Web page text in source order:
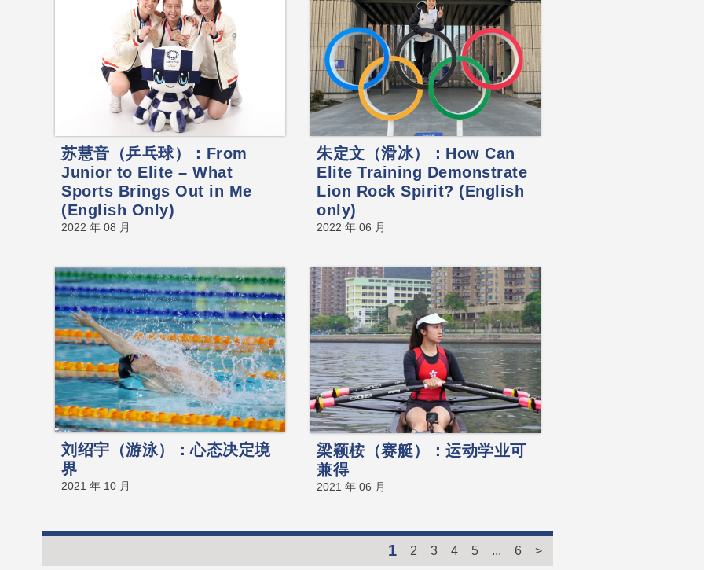
苏慧音（乒乓球）：From
Junior to Elite – What
Sports Brings Out in Me
(English Only)
2022 年 08 月
朱定文（滑冰）：How Can
Elite Training Demonstrate
Lion Rock Spirit? (English
only)
2022 年 06 月
刘绍宇（游泳）：心态决定境
界
2021 年 10 月
梁颖桉（赛艇）：运动学业可
兼得
2021 年 06 月
1 2 3 4 5 ... 6 >